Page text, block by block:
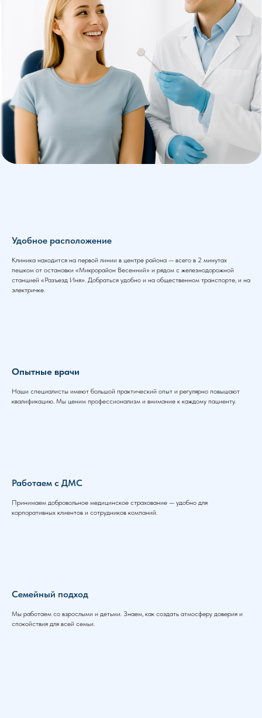
Удобное расположение
Клиника находится на первой линии в центре района — всего в 2 минутах
пешком от остановки «Микрорайон Весенний» и рядом с железнодорожной
станцией «Разъезд Иня». Добраться удобно и на общественном транспорте, и на
электричке.
Опытные врачи
Наши специалисты имеют большой практический опыт и регулярно повышают
квалификацию. Мы ценим профессионализм и внимание к каждому пациенту.
Работаем с ДМС
Принимаем добровольное медицинское страхование — удобно для
корпоративных клиентов и сотрудников компаний.
Семейный подход
Мы работаем со взрослыми и детьми. Знаем, как создать атмосферу доверия и
спокойствия для всей семьи.